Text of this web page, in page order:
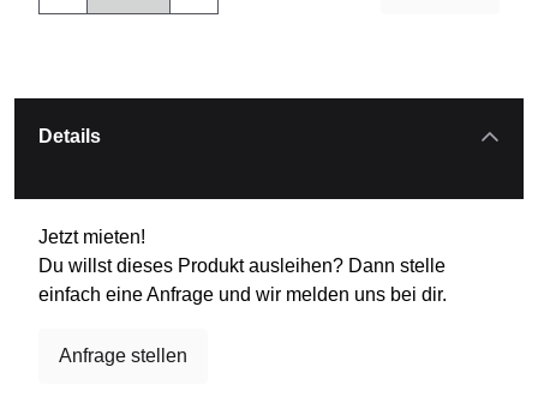
Details
Jetzt mieten!
Du willst dieses Produkt ausleihen? Dann stelle
einfach eine Anfrage und wir melden uns bei dir.
Anfrage stellen